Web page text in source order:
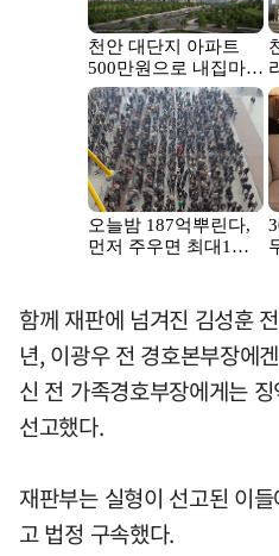
함께 재판에 넘겨진 김성훈
년, 이광우 전 경호본부장에
신 전 가족경호부장에게는
선고했다.
재판부는 실형이 선고된 이
고 법정 구속했다.